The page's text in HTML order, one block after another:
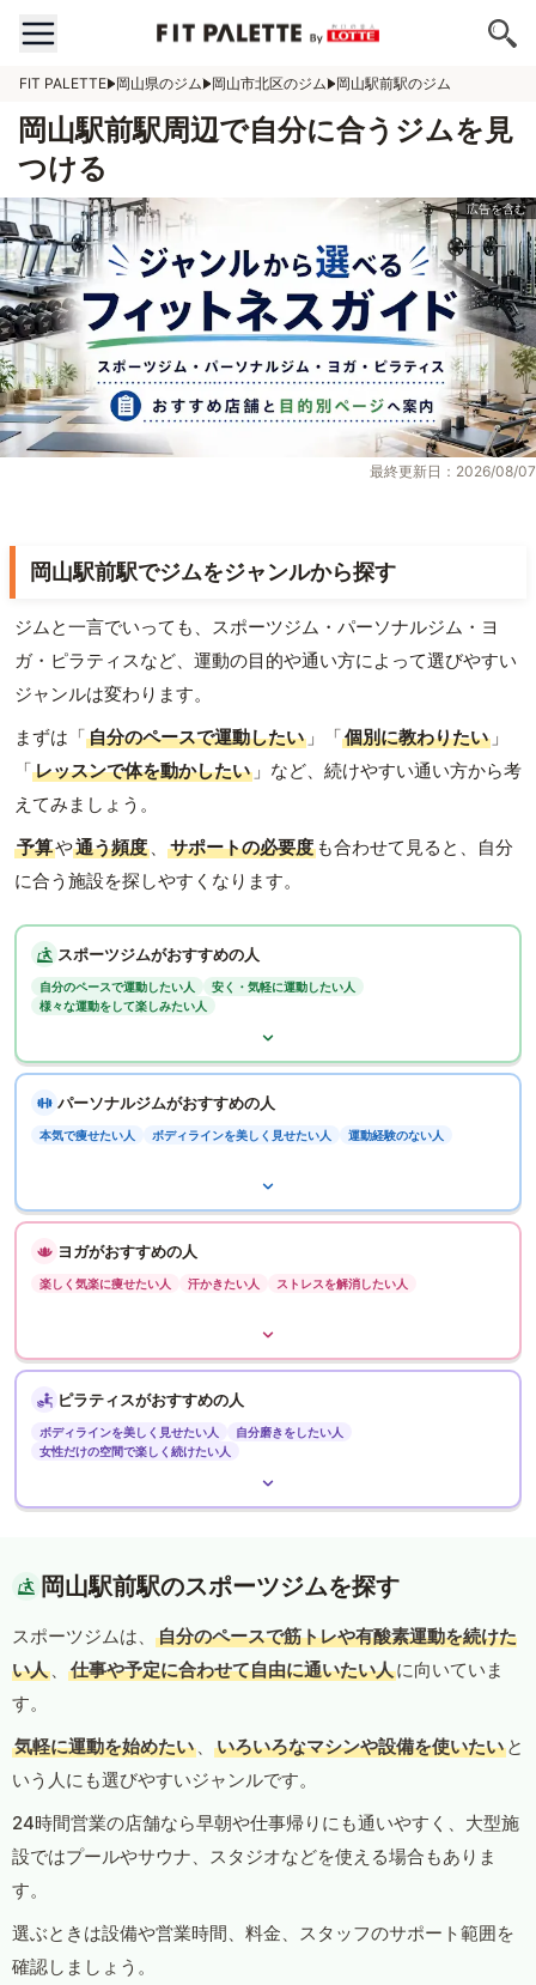
FIT PALETTE 岡山県のジム 岡山市北区のジム 岡山駅前駅のジム
岡山駅前駅周辺で自分に合うジムを見
つける
最終更新日：2026/08/07
岡山駅前駅でジムをジャンルから探す
ジムと一言でいっても、スポーツジム・パーソナルジム・ヨ
ガ・ピラティスなど、運動の目的や通い方によって選びやすい
ジャンルは変わります。
まずは「自分のペースで運動したい 」「個別に教わりたい 」
「レッスンで体を動かしたい 」など、続けやすい通い方から考
えてみましょう。
予算や通う頻度 、 サポートの必要度 も合わせて見ると、自分
に合う施設を探しやすくなります。
スポーツジムがおすすめの人
自分のペースで運動したい人
安く・気軽に運動したい人
様々な運動をして楽しみたい人
パーソナルジムがおすすめの人
本気で痩せたい人 ボディラインを美しく見せたい人 運動経験のない人
ヨガがおすすめの人
楽しく気楽に痩せたい人 汗かきたい人 ストレスを解消したい人
ピラティスがおすすめの人
ボディラインを美しく見せたい人
自分磨きをしたい人
女性だけの空間で楽しく続けたい人
岡山駅前駅のスポーツジムを探す
スポーツジムは、
自分のペースで筋トレや有酸素運動を続けた
い人 、 仕事や予定に合わせて自由に通いたい人に向いていま
す。
気軽に運動を始めたい 、 いろいろなマシンや設備を使いたい と
いう人にも選びやすいジャンルです。
24時間営業の店舗なら早朝や仕事帰りにも通いやすく、大型施
設ではプールやサウナ、スタジオなどを使える場合もありま
す。
選ぶときは設備や営業時間、料金、スタッフのサポート範囲を
確認しましょう。